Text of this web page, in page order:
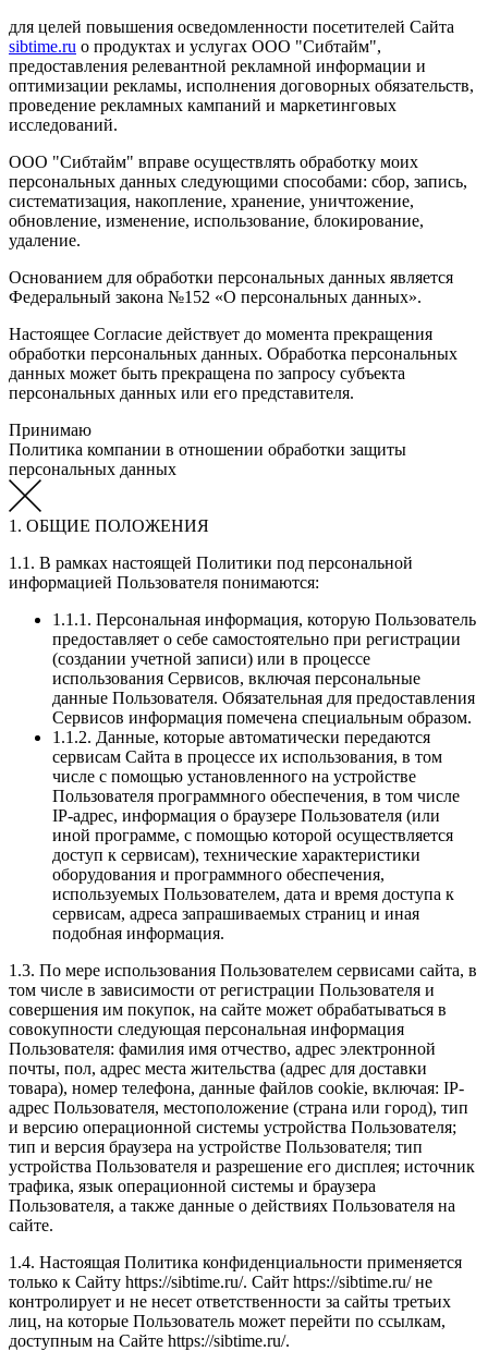
для целей повышения осведомленности посетителей Сайта
sibtime.ru о продуктах и услугах ООО "Сибтайм",
предоставления релевантной рекламной информации и
оптимизации рекламы, исполнения договорных обязательств,
проведение рекламных кампаний и маркетинговых
исследований.
ООО "Сибтайм" вправе осуществлять обработку моих
персональных данных следующими способами: сбор, запись,
систематизация, накопление, хранение, уничтожение,
обновление, изменение, использование, блокирование,
удаление.
Основанием для обработки персональных данных является
Федеральный закона №152 «О персональных данных».
Настоящее Согласие действует до момента прекращения
обработки персональных данных. Обработка персональных
данных может быть прекращена по запросу субъекта
персональных данных или его представителя.
Принимаю
Политика компании в отношении обработки защиты
персональных данных
1. ОБЩИЕ ПОЛОЖЕНИЯ
1.1. В рамках настоящей Политики под персональной
информацией Пользователя понимаются:
1.1.1. Персональная информация, которую Пользователь
предоставляет о себе самостоятельно при регистрации
(создании учетной записи) или в процессе
использования Сервисов, включая персональные
данные Пользователя. Обязательная для предоставления
Сервисов информация помечена специальным образом.
1.1.2. Данные, которые автоматически передаются
сервисам Сайта в процессе их использования, в том
числе с помощью установленного на устройстве
Пользователя программного обеспечения, в том числе
IP-адрес, информация о браузере Пользователя (или
иной программе, с помощью которой осуществляется
доступ к сервисам), технические характеристики
оборудования и программного обеспечения,
используемых Пользователем, дата и время доступа к
сервисам, адреса запрашиваемых страниц и иная
подобная информация.
1.3. По мере использования Пользователем сервисами сайта, в
том числе в зависимости от регистрации Пользователя и
совершения им покупок, на сайте может обрабатываться в
совокупности следующая персональная информация
Пользователя: фамилия имя отчество, адрес электронной
почты, пол, адрес места жительства (адрес для доставки
товара), номер телефона, данные файлов cookie, включая: IP-
адрес Пользователя, местоположение (страна или город), тип
и версию операционной системы устройства Пользователя;
тип и версия браузера на устройстве Пользователя; тип
устройства Пользователя и разрешение его дисплея; источник
трафика, язык операционной системы и браузера
Пользователя, а также данные о действиях Пользователя на
сайте.
1.4. Настоящая Политика конфиденциальности применяется
только к Сайту https://sibtime.ru/. Сайт https://sibtime.ru/ не
контролирует и не несет ответственности за сайты третьих
лиц, на которые Пользователь может перейти по ссылкам,
доступным на Сайте https://sibtime.ru/.